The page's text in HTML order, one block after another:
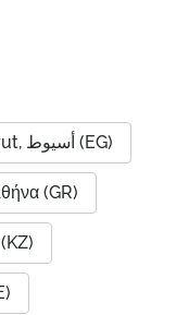
Asyut, أسيوط (EG)
(GR)